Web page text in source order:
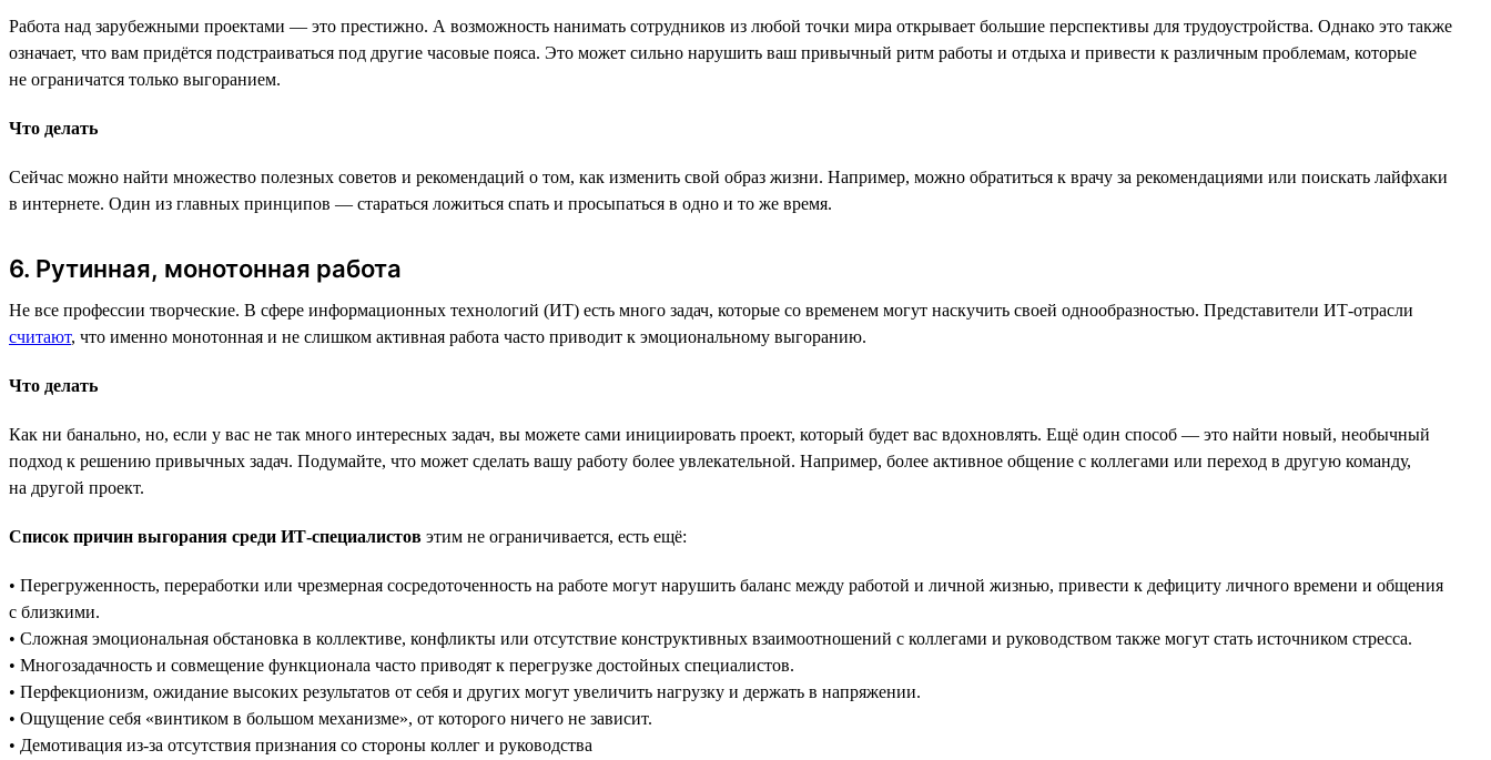
Работа над зарубежными проектами — это престижно. А возможность нанимать сотрудников из любой точки мира открывает большие перспективы для трудоустройства. Однако это также
означает, что вам придётся подстраиваться под другие часовые пояса. Это может сильно нарушить ваш привычный ритм работы и отдыха и привести к различным проблемам, которые
не ограничатся только выгоранием.
Что делать
Сейчас можно найти множество полезных советов и рекомендаций о том, как изменить свой образ жизни. Например, можно обратиться к врачу за рекомендациями или поискать лайфхаки
в интернете. Один из главных принципов — стараться ложиться спать и просыпаться в одно и то же время.
6. Рутинная, монотонная работа
Не все профессии творческие. В сфере информационных технологий (ИТ) есть много задач, которые со временем могут наскучить своей однообразностью. Представители ИТ-отрасли
считают, что именно монотонная и не слишком активная работа часто приводит к эмоциональному выгоранию.
Что делать
Как ни банально, но, если у вас не так много интересных задач, вы можете сами инициировать проект, который будет вас вдохновлять. Ещё один способ — это найти новый, необычный
подход к решению привычных задач. Подумайте, что может сделать вашу работу более увлекательной. Например, более активное общение с коллегами или переход в другую команду,
на другой проект.
Список причин выгорания среди ИТ-специалистов этим не ограничивается, есть ещё:
• Перегруженность, переработки или чрезмерная сосредоточенность на работе могут нарушить баланс между работой и личной жизнью, привести к дефициту личного времени и общения
с близкими.
• Сложная эмоциональная обстановка в коллективе, конфликты или отсутствие конструктивных взаимоотношений с коллегами и руководством также могут стать источником стресса.
• Многозадачность и совмещение функционала часто приводят к перегрузке достойных специалистов.
• Перфекционизм, ожидание высоких результатов от себя и других могут увеличить нагрузку и держать в напряжении.
• Ощущение себя «винтиком в большом механизме», от которого ничего не зависит.
• Демотивация из-за отсутствия признания со стороны коллег и руководства